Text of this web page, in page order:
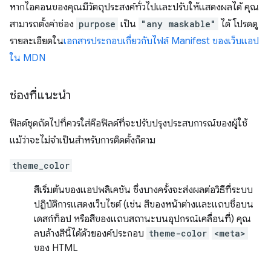
หากไอคอนของคุณมีวัตถุประสงค์ทั่วไปและปรับให้แสดงผลได้ คุณ
สามารถตั้งค่าช่อง purpose เป็น "any maskable"
ได้ โปรดดู
รายละเอียดในเอกสารประกอบเกี่ยวกับไฟล์ Manifest ของเว็บแอป
ใน MDN
ช่องที่แนะนำ
ฟิลด์ชุดถัดไปที่ควรใส่คือฟิลด์ที่จะปรับปรุงประสบการณ์ของผู้ใช้
แม้ว่าจะไม่จำเป็นสำหรับการติดตั้งก็ตาม
theme_color
สีเริ่มต้นของแอปพลิเคชัน ซึ่งบางครั้งจะส่งผลต่อวิธีที่ระบบ
ปฏิบัติการแสดงเว็บไซต์ (เช่น สีของหน้าต่างและแถบชื่อบน
เดสก์ท็อป หรือสีของแถบสถานะบนอุปกรณ์เคลื่อนที่) คุณ
ลบล้างสีนี้ได้ด้วยองค์ประกอบ theme-color <meta>
ของ HTML